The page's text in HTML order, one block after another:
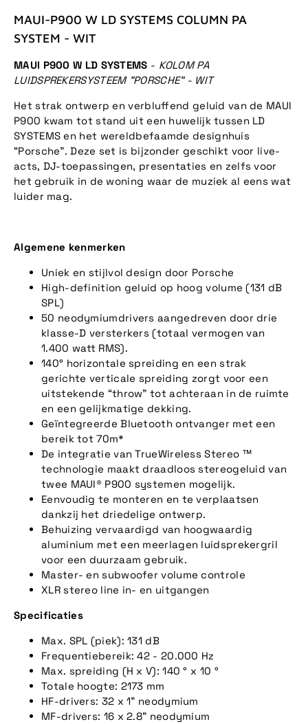
MAUI-P900 W LD SYSTEMS COLUMN PA
SYSTEM - WIT
MAUI P900 W LD SYSTEMS - KOLOM PA
LUIDSPREKERSYSTEEM "PORSCHE" - WIT
Het strak ontwerp en verbluffend geluid van de MAUI
P900 kwam tot stand uit een huwelijk tussen LD
SYSTEMS en het wereldbefaamde designhuis
“Porsche”. Deze set is bijzonder geschikt voor live-
acts, DJ-toepassingen, presentaties en zelfs voor
het gebruik in de woning waar de muziek al eens wat
luider mag.
Algemene kenmerken
Uniek en stijlvol design door Porsche
High-definition geluid op hoog volume (131 dB
SPL)
50 neodymiumdrivers aangedreven door drie
klasse-D versterkers (totaal vermogen van
1.400 watt RMS).
140° horizontale spreiding en een strak
gerichte verticale spreiding zorgt voor een
uitstekende “throw” tot achteraan in de ruimte
en een gelijkmatige dekking.
Geïntegreerde Bluetooth ontvanger met een
bereik tot 70m*
De integratie van TrueWireless Stereo ™
technologie maakt draadloos stereogeluid van
twee MAUI® P900 systemen mogelijk.
Eenvoudig te monteren en te verplaatsen
dankzij het driedelige ontwerp.
Behuizing vervaardigd van hoogwaardig
aluminium met een meerlagen luidsprekergril
voor een duurzaam gebruik.
Master- en subwoofer volume controle
XLR stereo line in- en uitgangen
Specificaties
Max. SPL (piek): 131 dB
Frequentiebereik: 42 - 20.000 Hz
Max. spreiding (H x V): 140 ° x 10 °
Totale hoogte: 2173 mm
HF-drivers: 32 x 1" neodymium
MF-drivers: 16 x 2.8" neodymium